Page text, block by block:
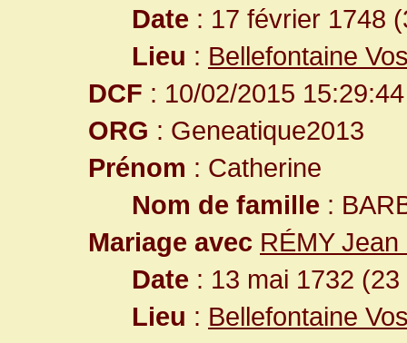
Date : 17 février 1748
Lieu : Bellefontaine
DCF : 10/02/2015 15:29:44
ORG : Geneatique2013
Prénom : Catherine
Nom de famille :
Mariage avec RÉMY Jean
Date : 13 mai 1732
Lieu : Bellefontaine